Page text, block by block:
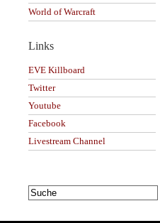
World of Warcraft
Links
EVE Killboard
Twitter
Youtube
Facebook
Livestream Channel